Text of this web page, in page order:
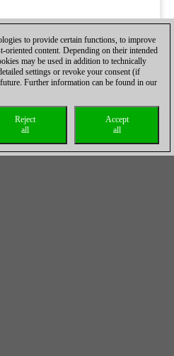
to provide certain functions, to improve
oriented content. Depending on their intended
may be used in addition to technically
settings or revoke your consent (if
Further information can be found in our
Accept
all
Reject
all